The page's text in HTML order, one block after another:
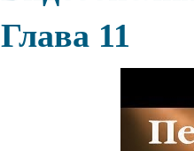
Глава 11